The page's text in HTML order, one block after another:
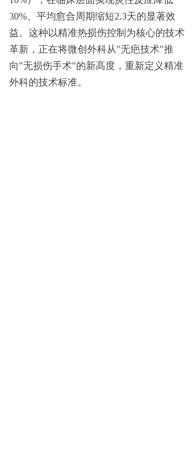
30%、平均愈合周期缩短2.3天的显著效
益。这种以精准热损伤控制为核心的技术
革新，正在将微创外科从"无疤技术"推
向"无损伤手术"的新高度，重新定义精准
外科的技术标准。